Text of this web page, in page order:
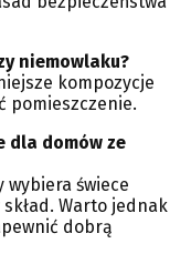
niemowlaku?
kompozycje
pomieszczenie.
dla domów ze
wybiera świece
Warto jednak
dobrą